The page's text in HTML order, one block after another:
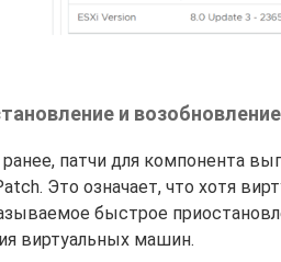
и
патчи для компонента
Это означает, что хотя
быстрое
виртуальных машин.